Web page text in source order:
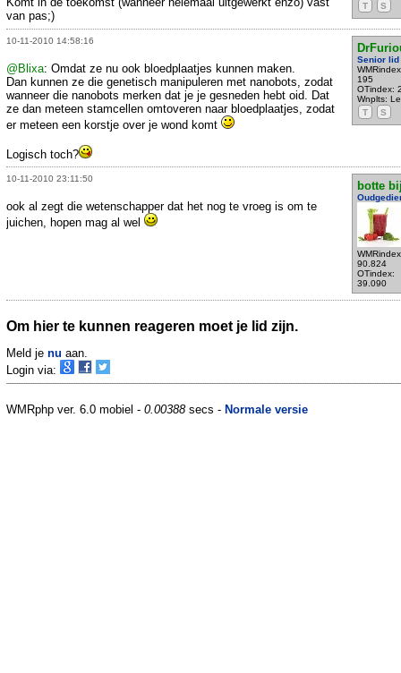
T
S
van pas;)
10-11-2010 14:58:16
Senior lid
195
OTindex:
Wnplts:
T
S
@Blixa: Omdat ze nu ook bloedplaatjes kunnen maken.
Dan kunnen ze die genetisch manipuleren met nanobots, zodat
wanneer die nanobots merken dat je je gesneden hebt oid. Dat
ze dan meteen stamcellen omtoveren naar bloedplaatjes, zodat
er meteen een korstje over je wond komt
Logisch toch?
10-11-2010 23:11:50
botte
90.824
OTindex:
39.090
ook al zegt die wetenschapper dat het nog te vroeg is om te
juichen, hopen mag al wel
Om hier te kunnen reageren moet je lid zijn.
Meld je nu aan.
Login via:
WMRphp ver. 6.0 mobiel - 0.00388secs - Normale versie